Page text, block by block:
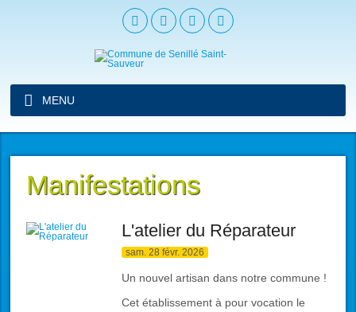
MENU
Manifestations
L'atelier du Réparateur
sam. 28 févr. 2026
Un nouvel artisan dans notre commune !
Cet établissement à pour vocation le